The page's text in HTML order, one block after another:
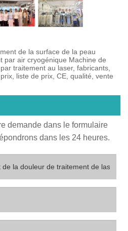
de la surface de la peau
par air cryogénique Machine de
traitement au laser, fabricants,
liste de prix, CE, qualité, vente
demande dans le formulaire
dans les 24 heures.